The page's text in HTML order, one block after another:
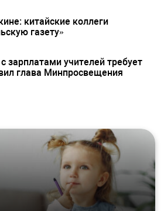
китайские коллеги
газету»
зарплатами учителей требует
глава Минпросвещения